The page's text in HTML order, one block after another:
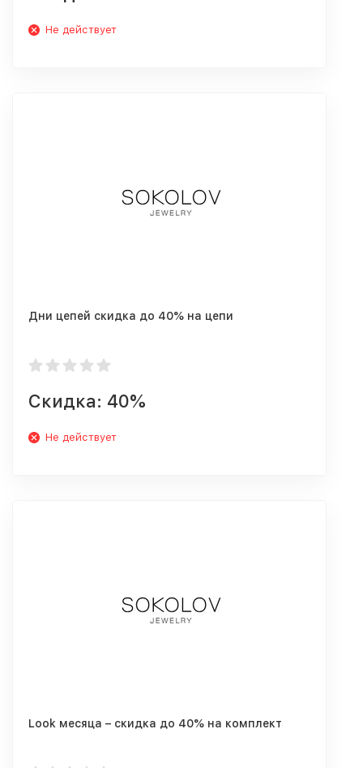
Не действует
Дни цепей скидка до 40% на цепи
Скидка: 40%
Не действует
Look месяца – скидка до 40% на комплект